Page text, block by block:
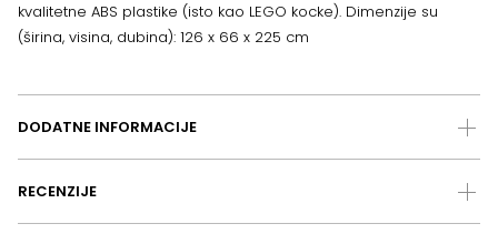
kvalitetne ABS plastike (isto kao LEGO kocke). Dimenzije su
(širina, visina, dubina): 126 x 66 x 225 cm
DODATNE INFORMACIJE
RECENZIJE